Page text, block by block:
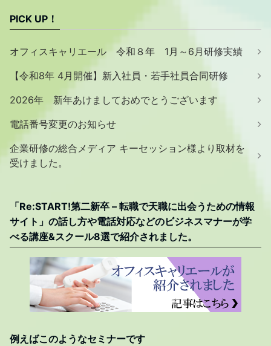
PICK UP！
オフィスキャリエール 令和８年 1月～6月研修実績
【令和8年 4月開催】新入社員・若手社員合同研修
2026年 新年あけましておめでとうございます
電話番号変更のお知らせ
企業研修の総合メディア キーセッション様より取材を
受けました。
「Re:START!第二新卒 – 転職で天職に出会うための情報
サイト」の話し方や電話対応などのビジネスマナーが学
べる講座&スクール8選で紹介されました。
例えばこのようなセミナーです